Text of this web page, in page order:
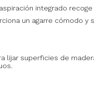
integrado
un agarre cómodo y
lijar superficies de